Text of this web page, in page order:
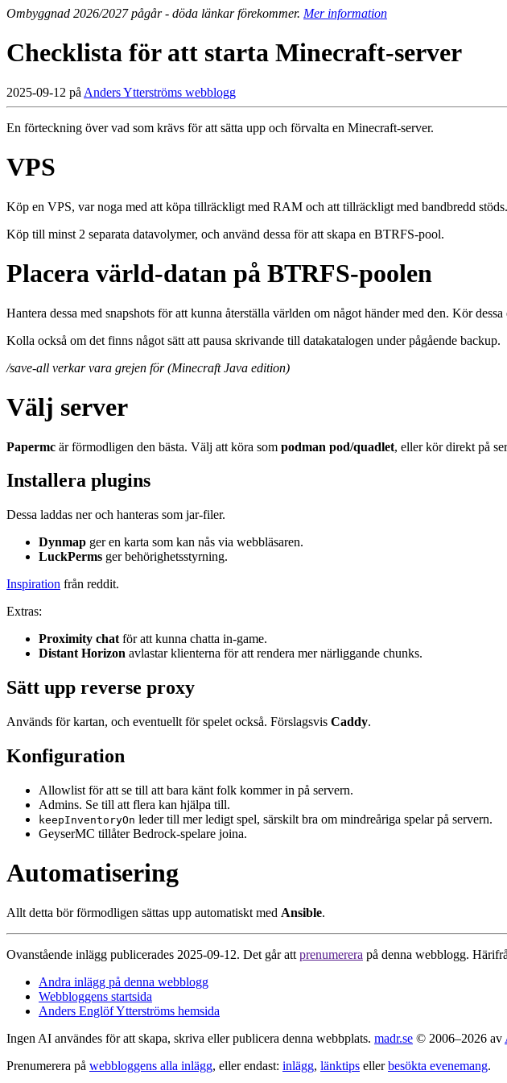
Ombyggnad 2026/2027 pågår - döda länkar förekommer. Mer information
Checklista för att starta Minecraft-server
2025-09-12 på Anders Ytterströms webblogg
En förteckning över vad som krävs för att sätta upp och förvalta en Minecraft-server.
VPS
Köp en VPS, var noga med att köpa tillräckligt med RAM och att tillräckligt med bandbredd stöds.
Köp till minst 2 separata datavolymer, och använd dessa för att skapa en BTRFS-pool.
Placera värld-datan på BTRFS-poolen
Hantera dessa med snapshots för att kunna återställa världen om något händer med den. Kör
Kolla också om det finns något sätt att pausa skrivande till datakatalogen under pågående backup.
/save-all verkar vara grejen för (Minecraft Java edition)
Välj server
Papermc är förmodligen den bästa. Välj att köra som podman pod/quadlet, eller kör direkt på
Installera plugins
Dessa laddas ner och hanteras som jar-filer.
Dynmap ger en karta som kan nås via webbläsaren.
LuckPerms ger behörighetsstyrning.
Inspiration från reddit.
Extras:
Proximity chat för att kunna chatta in-game.
Distant Horizon avlastar klienterna för att rendera mer närliggande chunks.
Sätt upp reverse proxy
Används för kartan, och eventuellt för spelet också. Förslagsvis Caddy.
Konfiguration
Allowlist för att se till att bara känt folk kommer in på servern.
Admins. Se till att flera kan hjälpa till.
keepInventoryOn leder till mer ledigt spel, särskilt bra om mindreåriga spelar på servern.
GeyserMC tillåter Bedrock-spelare joina.
Automatisering
Allt detta bör förmodligen sättas upp automatiskt med Ansible.
Ovanstående inlägg publicerades 2025-09-12. Det går att prenumerera på denna webblogg.
Andra inlägg på denna webblogg
Webbloggens startsida
Anders Englöf Ytterströms hemsida
Ingen AI användes för att skapa, skriva eller publicera denna webbplats. madr.se © 2006–2026 av
Prenumerera på webbloggens alla inlägg, eller endast: inlägg, länktips ellerbesökta evenemang.